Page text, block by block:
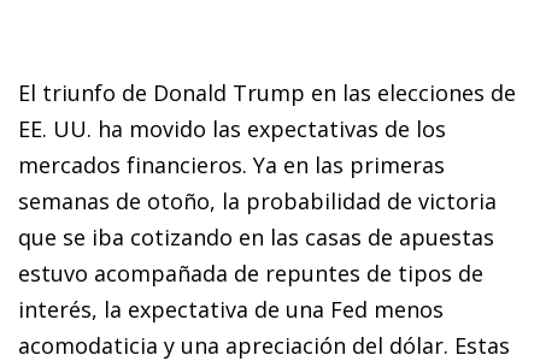
El triunfo de Donald Trump en las elecciones de
EE. UU. ha movido las expectativas de los
mercados financieros. Ya en las primeras
semanas de otoño, la probabilidad de victoria
que se iba cotizando en las casas de apuestas
estuvo acompañada de repuntes de tipos de
interés, la expectativa de una Fed menos
acomodaticia y una apreciación del dólar. Estas